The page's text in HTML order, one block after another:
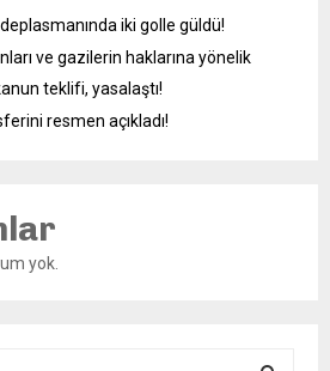
iki golle güldü!
ve gazilerin haklarına yönelik
teklifi, yasalaştı!
resmen açıkladı!
yok.